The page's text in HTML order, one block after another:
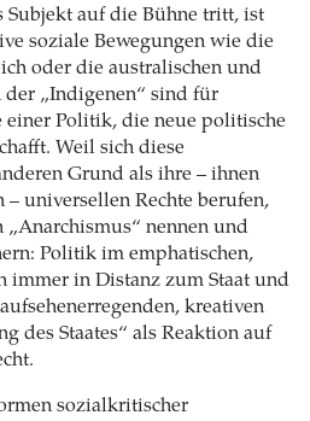
Subjekt auf die Bühne tritt, ist
soziale Bewegungen wie die
oder die australischen und
„Indigenen“ sind für
einer Politik, die neue politische
Weil sich diese
Grund als ihre – ihnen
– universellen Rechte berufen,
nennen und
Politik im emphatischen,
immer in Distanz zum Staat und
kreativen
des Staates“ als Reaktion auf
sozialkritischer